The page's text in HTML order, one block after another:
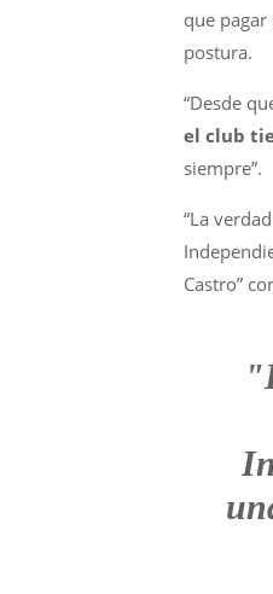
que
postura.
“Desde
el club
siempre”.
“La
Castro”